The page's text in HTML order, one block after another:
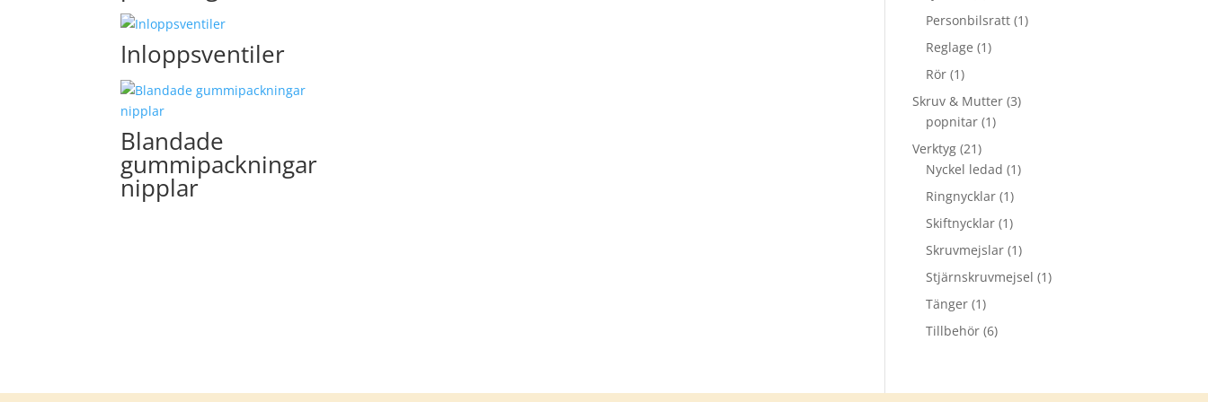
Inloppsventiler
Blandade
gummipackningar
nipplar
Personbilsratt (1)
Reglage (1)
Rör (1)
Skruv & Mutter (3)
popnitar (1)
Verktyg (21)
Nyckel ledad (1)
Ringnycklar (1)
Skiftnycklar (1)
Skruvmejslar (1)
Stjärnskruvmejsel (1)
Tänger (1)
Tillbehör (6)